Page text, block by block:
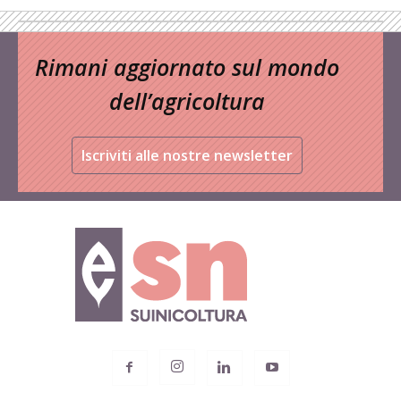
Rimani aggiornato sul mondo
dell’agricoltura
Iscriviti alle nostre newsletter